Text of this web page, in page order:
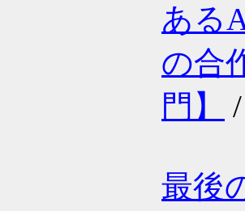
ある
の合
門】
最後